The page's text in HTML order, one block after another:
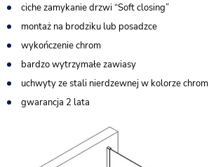
ciche zamykanie drzwi “Soft closing”
montaż na brodziku lub posadzce
wykończenie chrom
bardzo wytrzymałe zawiasy
uchwyty ze stali nierdzewnej w kolorze chrom
gwarancja 2 lata